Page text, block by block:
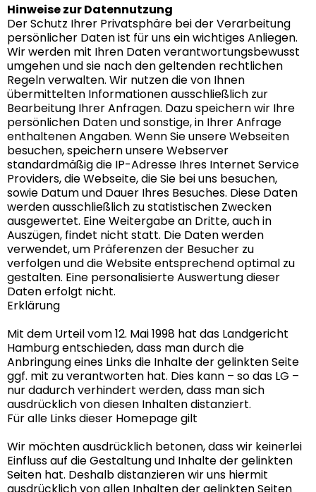
Hinweise zur Datennutzung
Der Schutz Ihrer Privatsphäre bei der Verarbeitung
persönlicher Daten ist für uns ein wichtiges Anliegen.
Wir werden mit Ihren Daten verantwortungsbewusst
umgehen und sie nach den geltenden rechtlichen
Regeln verwalten. Wir nutzen die von Ihnen
übermittelten Informationen ausschließlich zur
Bearbeitung Ihrer Anfragen. Dazu speichern wir Ihre
persönlichen Daten und sonstige, in Ihrer Anfrage
enthaltenen Angaben. Wenn Sie unsere Webseiten
besuchen, speichern unsere Webserver
standardmäßig die IP-Adresse Ihres Internet Service
Providers, die Webseite, die Sie bei uns besuchen,
sowie Datum und Dauer Ihres Besuches. Diese Daten
werden ausschließlich zu statistischen Zwecken
ausgewertet. Eine Weitergabe an Dritte, auch in
Auszügen, findet nicht statt. Die Daten werden
verwendet, um Präferenzen der Besucher zu
verfolgen und die Website entsprechend optimal zu
gestalten. Eine personalisierte Auswertung dieser
Daten erfolgt nicht.
Erklärung
Mit dem Urteil vom 12. Mai 1998 hat das Landgericht
Hamburg entschieden, dass man durch die
Anbringung eines Links die Inhalte der gelinkten Seite
ggf. mit zu verantworten hat. Dies kann – so das LG –
nur dadurch verhindert werden, dass man sich
ausdrücklich von diesen Inhalten distanziert.
Für alle Links dieser Homepage gilt
Wir möchten ausdrücklich betonen, dass wir keinerlei
Einfluss auf die Gestaltung und Inhalte der gelinkten
Seiten hat. Deshalb distanzieren wir uns hiermit
ausdrücklich von allen Inhalten der gelinkten Seiten